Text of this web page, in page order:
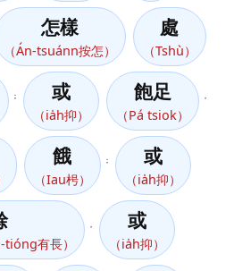
怎樣
（Án-tsuánn按怎）
處
（Tshù）
； 或
（ia̍h抑）
飽足
（Pá tsiok）
餓
（Iau枵）
； 或
（ia̍h抑）
有長）
或
（ia̍h抑）